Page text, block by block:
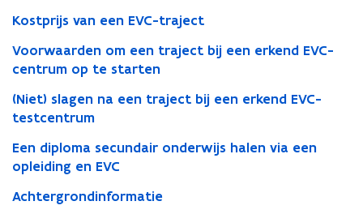
testcentrum
Kostprijs van een EVC-traject
Voorwaarden om een traject bij een erkend EVC-
centrum op te starten
(Niet) slagen na een traject bij een erkend EVC-
testcentrum
Een diploma secundair onderwijs halen via een
opleiding en EVC
Achtergrondinformatie